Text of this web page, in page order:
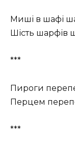
Миші в шафі
Шість шарфів
***
Пироги
Перцем
***